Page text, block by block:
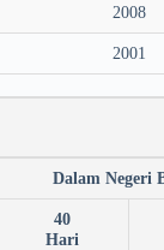
2008
2001
Dalam Negeri
40
Hari